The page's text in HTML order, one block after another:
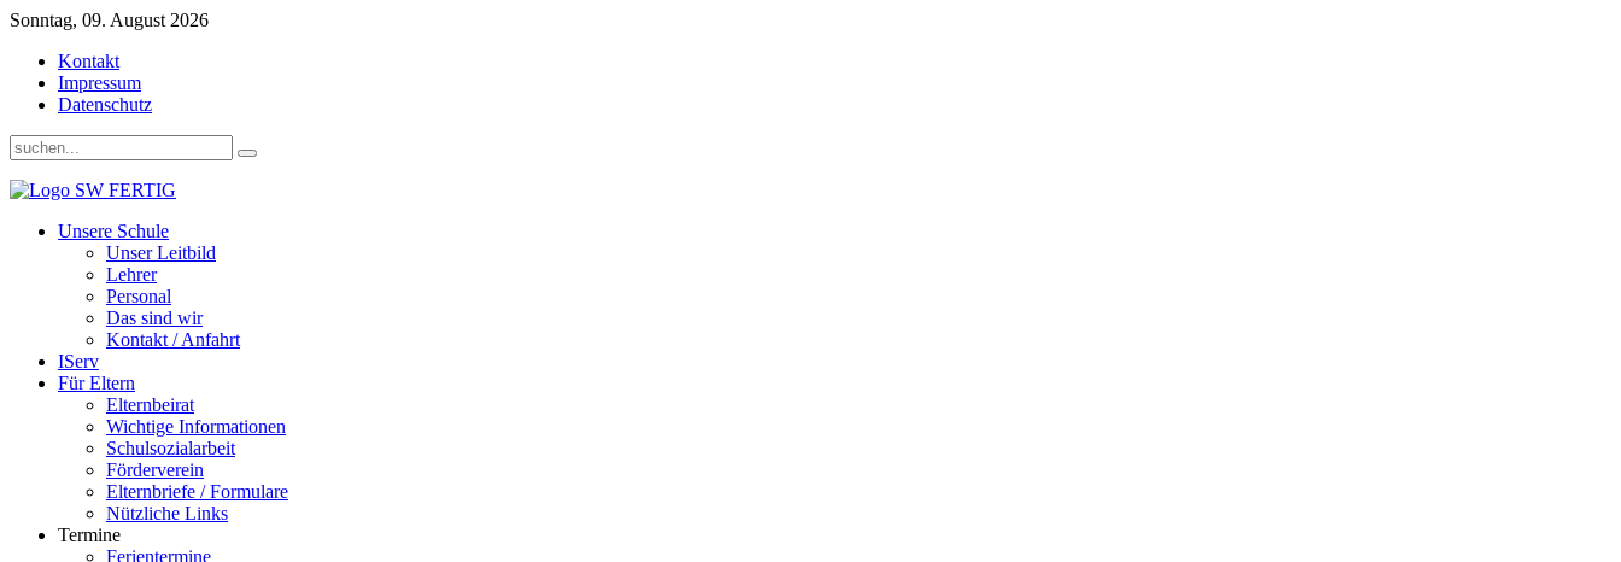
Sonntag, 09. August 2026
Kontakt
Impressum
Datenschutz
Unsere Schule
Unser Leitbild
Lehrer
Personal
Das sind wir
Kontakt / Anfahrt
IServ
Für Eltern
Elternbeirat
Wichtige Informationen
Schulsozialarbeit
Förderverein
Elternbriefe / Formulare
Nützliche Links
Termine
Ferientermine